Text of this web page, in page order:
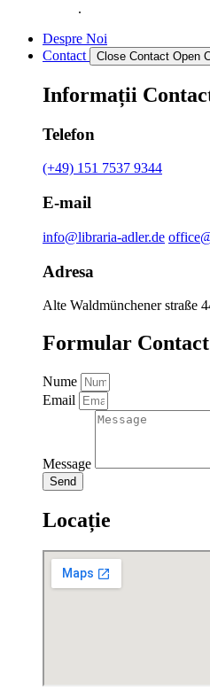
.
Despre Noi
Contact
Close Contact Open
Informații
Telefon
(+49) 151 7537 9344
E-mail
info@libraria-adler.de
Adresa
Alte Waldmünchener straße
Formular Contact
Nume
Email
Message
Send
Locație